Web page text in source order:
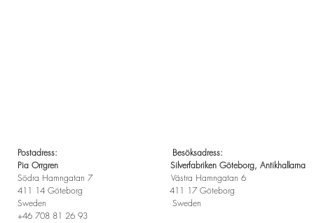
Postadress: Besöksadress:
Pia Orrgren Silverfabriken Göteborg, Antikhallarna
Södra Hamngatan 7 Västra Hamngatan 6
411 14 Göteborg 411 17 Göteborg
Sweden Sweden
+46 708 81 26 93